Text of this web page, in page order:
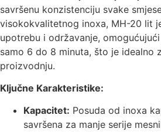
savršenu konzistenciju svake
visokokvalitetnog inoxa, MH-20 lit
upotrebu i održavanje,
samo 6 do 8 minuta, što je idealno
proizvodnju.
Ključne Karakteristike:
Kapacitet: Posuda od inoxa
savršena za manje serije